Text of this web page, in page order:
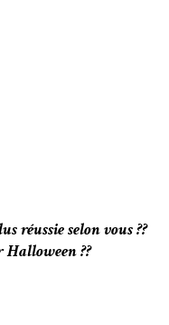
réussie selon vous ??
Halloween ??